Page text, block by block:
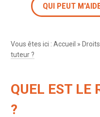
QUI PEUT
Vous êtes ici :Accueil »
tuteur ?
QUEL EST LE
?